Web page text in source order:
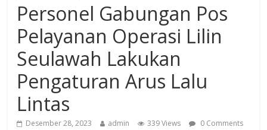
Personel Gabungan Pos
Pelayanan Operasi Lilin
Seulawah Lakukan
Pengaturan Arus Lalu
Lintas
Desember 28, 2023 admin 339 Views 0 Comments